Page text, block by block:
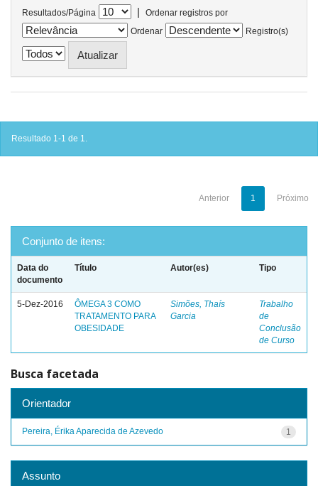
Resultados/Página |
Ordenar registros por
Ordenar
Registro(s)
Resultado 1-1 de 1.
Anterior 1 Próximo
Conjunto de itens:
Data do
documento
Título Autor(es) Tipo
5-Dez-2016
ÔMEGA 3 COMO
TRATAMENTO PARA
OBESIDADE
Simões, Thaís
Garcia
Trabalho
de
Conclusão
de Curso
Busca facetada
Orientador
1
Pereira, Érika Aparecida de Azevedo
Assunto